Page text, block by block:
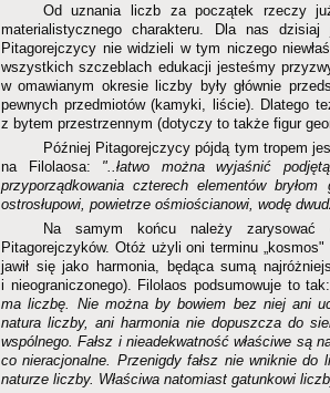
Od uznania liczb za początek rzeczy
materialistycznego charakteru. Dla nas
Pitagorejczycy nie widzieli w tym niczego
wszystkich szczeblach edukacji jesteśmy
w omawianym okresie liczby były głównie
pewnych przedmiotów (kamyki, liście). Dlatego
z bytem przestrzennym (dotyczy to także figur
Później Pitagorejczycy pójdą tym tropem
na Filolaosa: "..łatwo można wyjaśnić
przyporządkowania czterech elementów
ostrosłupowi, powietrze ośmiościanowi, wodę
Na samym końcu należy zarysować
Pitagorejczyków. Otóż użyli oni terminu
jawił się jako harmonia, będąca sumą
i nieograniczonego). Filolaos podsumowuje to tak:
ma liczbę. Nie można by bowiem bez niej ani
natura liczby, ani harmonia nie dopuszcza do
wspólnego. Fałsz i nieadekwatność właściwe są
co nieracjonalne. Przenigdy fałsz nie wniknie
naturze liczby. Właściwa natomiast gatunkowi